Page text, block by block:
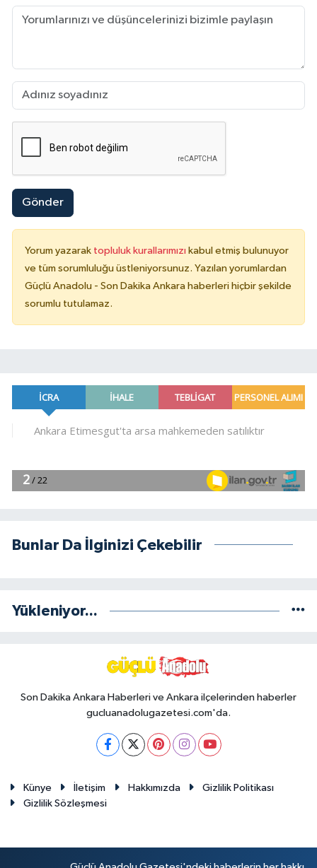
Gönder
Yorum yazarak topluluk kurallarımızı kabul etmiş bulunuyor
ve tüm sorumluluğu üstleniyorsunuz. Yazılan yorumlardan
Güçlü Anadolu - Son Dakika Ankara haberleri hiçbir şekilde
sorumlu tutulamaz.
Bunlar Da İlginizi Çekebilir
Yükleniyor...
Son Dakika Ankara Haberleri ve Ankara ilçelerinden haberler
gucluanadolugazetesi.com'da.
Künye İletişim Hakkımızda
Gizlilik Politikası
Gizlilik Sözleşmesi